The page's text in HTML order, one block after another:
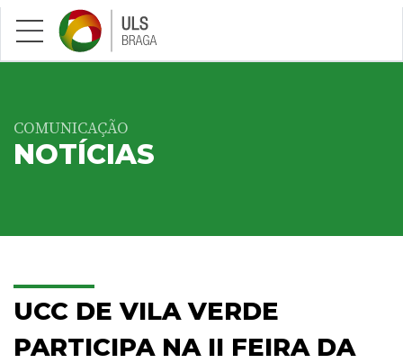
Saltar para conteúdo principal
COMUNICAÇÃO
NOTÍCIAS
UCC DE VILA VERDE
PARTICIPA NA II FEIRA DA